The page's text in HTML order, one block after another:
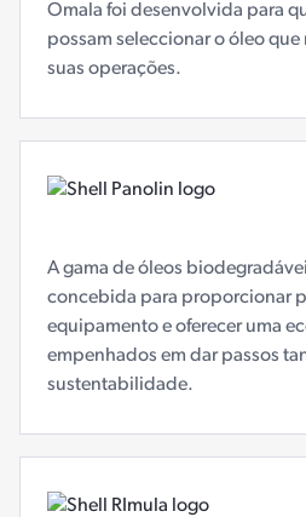
Omala foi desenvolvida para
possam seleccionar o óleo
suas operações.
A gama de óleos
concebida para proporcionar
equipamento e oferecer uma
empenhados em dar passos
sustentabilidade.